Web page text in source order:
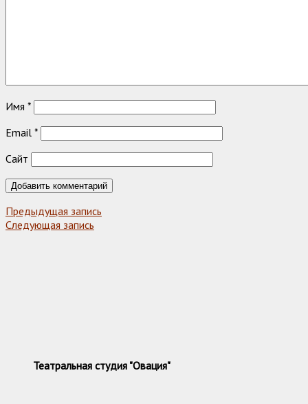
Имя *
Email *
Сайт
Предыдущая запись
Следующая запись
Театральная студия "Овация"